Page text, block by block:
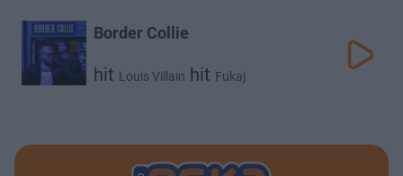
Border Collie
hit Louis Villain hit Fukaj